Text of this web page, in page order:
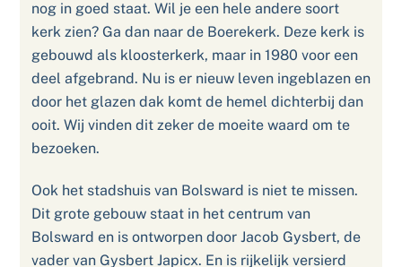
nog in goed staat. Wil je een hele andere soort
kerk zien? Ga dan naar de Boerekerk. Deze kerk is
gebouwd als kloosterkerk, maar in 1980 voor een
deel afgebrand. Nu is er nieuw leven ingeblazen en
door het glazen dak komt de hemel dichterbij dan
ooit. Wij vinden dit zeker de moeite waard om te
bezoeken.
Ook het stadshuis van Bolsward is niet te missen.
Dit grote gebouw staat in het centrum van
Bolsward en is ontworpen door Jacob Gysbert, de
vader van Gysbert Japicx. En is rijkelijk versierd